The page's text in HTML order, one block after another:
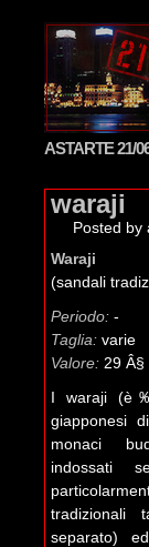
ASTARTE 21/
waraji
Posted by
Waraji
(sandali
Periodo: -
Taglia: varie
Valore: 29 Â§
I waraji
giapponesi
monaci
indossati
tradizionali
separato)